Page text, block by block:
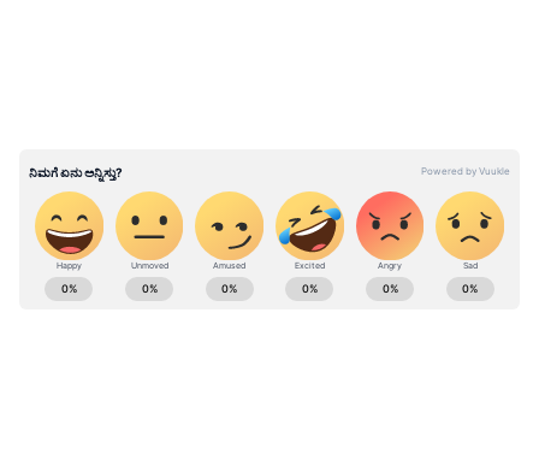
ABOUT THE AUTHOR